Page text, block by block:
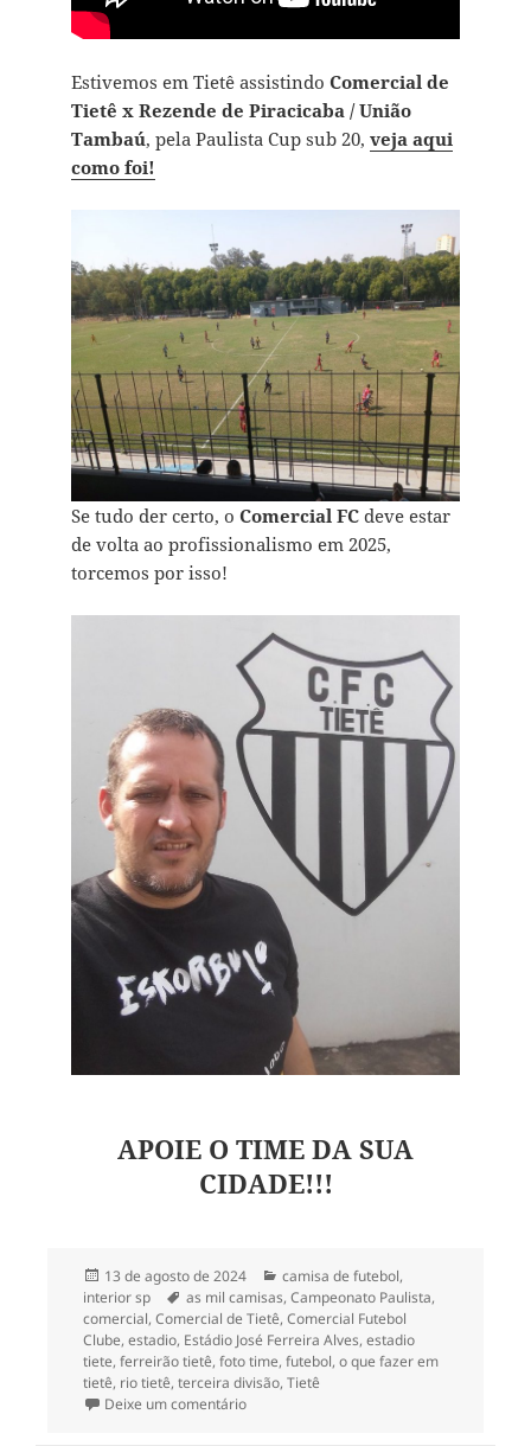
Estivemos em Tietê assistindo Comercial de
Tietê x Rezende de Piracicaba / União
Tambaú, pela Paulista Cup sub 20, veja aqui
como foi!
Se tudo der certo, o Comercial FCdeve estar
de volta ao profissionalismo em 2025,
torcemos por isso!
APOIE O TIME DA SUA
CIDADE!!!
Publicado
em
13 de agosto de 2024 Categorias
camisa de futebol,
interior sp
Tags
as mil camisas, Campeonato Paulista,
comercial, Comercial de Tietê, Comercial Futebol
Clube, estadio, Estádio José Ferreira Alves, estadio
tiete, ferreirão tietê, foto time, futebol, o que fazer em
tietê, rio tietê, terceira divisão, Tietê
Deixe um comentárioem 217- Camisa do Comercial FC de Tietê